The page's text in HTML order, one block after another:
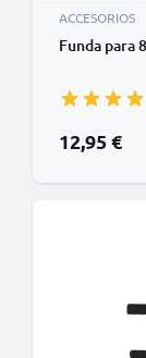
ACCESORIOS
Funda para
12,95 €